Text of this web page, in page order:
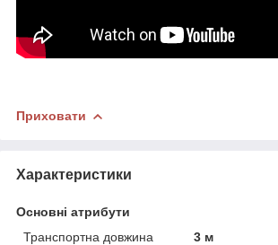
Приховати
Характеристики
Основні атрибути
Транспортна довжина
3 м